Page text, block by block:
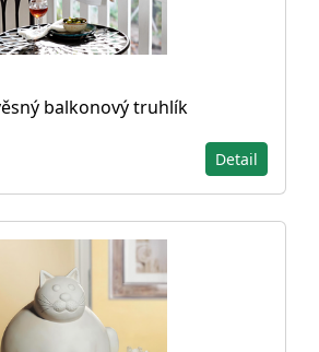
balkonový truhlík
Detail